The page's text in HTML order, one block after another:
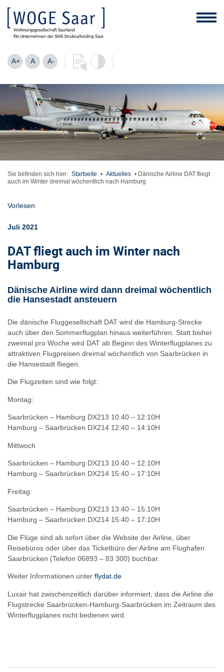
A+ A A-
Sie befinden sich hier: Startseite • Aktuelles • Dänische Airline DAT fliegt
auch im Winter dreimal wöchentlich nach Hamburg
Vorlesen
Juli 2021
DAT fliegt auch im Winter nach
Hamburg
Dänische Airline wird dann dreimal wöchentlich
die Hansestadt ansteuern
Die dänische Fluggesellschaft DAT wird die Hamburg-Strecke
auch über den Sommerflugplan hinaus weiterführen. Statt bisher
zweimal pro Woche wird DAT ab Beginn des Winterflugplanes zu
attraktiven Flugpreisen dreimal wöchentlich von Saarbrücken in
die Hansestadt fliegen.
Die Flugzeiten sind wie folgt:
Montag:
Saarbrücken – Hamburg DX213 10:40 – 12:10H
Hamburg – Saarbrücken DX214 12:40 – 14:10H
Mittwoch
Saarbrücken – Hamburg DX213 10:40 – 12:10H
Hamburg – Saarbrücken DX214 15:40 – 17:10H
Freitag:
Saarbrücken – Hamburg DX213 13:40 – 15:10H
Hamburg – Saarbrücken DX214 15:40 – 17:10H
Die Flüge sind ab sofort über die Website der Airline, über
Reisebüros oder über das Ticketbüro der Airline am Flughafen
Saarbrücken (Telefon 06893 – 83 300) buchbar.
Weiter Informationen unter flydat.de
Luxair hat zwischenzeitlich darüber informiert, dass die Airline die
Flugstrecke Saarbrücken-Hamburg-Saarbrücken im Zeitraum des
Winterflugplanes nicht bedienen wird.